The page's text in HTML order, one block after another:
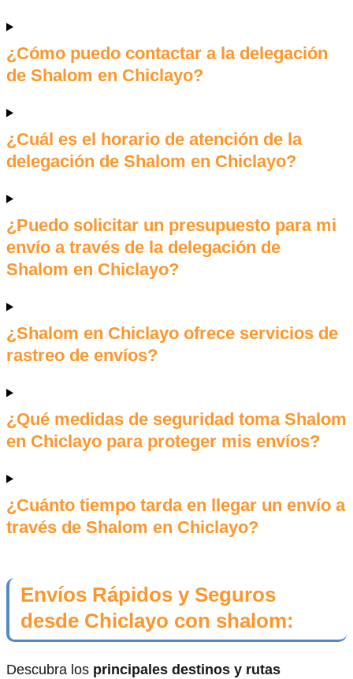
¿Cómo puedo contactar a la delegación
de Shalom en Chiclayo?
¿Cuál es el horario de atención de la
delegación de Shalom en Chiclayo?
¿Puedo solicitar un presupuesto para mi
envío a través de la delegación de
Shalom en Chiclayo?
¿Shalom en Chiclayo ofrece servicios de
rastreo de envíos?
¿Qué medidas de seguridad toma Shalom
en Chiclayo para proteger mis envíos?
¿Cuánto tiempo tarda en llegar un envío a
través de Shalom en Chiclayo?
Envíos Rápidos y Seguros
desde Chiclayo con shalom:
Descubra los principales destinos y rutas